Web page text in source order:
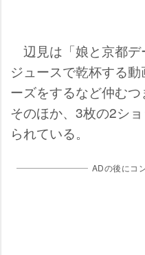
辺見は「娘と京都デ
ジュースで乾杯する
ーズをするなど仲むつ
そのほか、3枚の2シ
られている。
ADの後にコ